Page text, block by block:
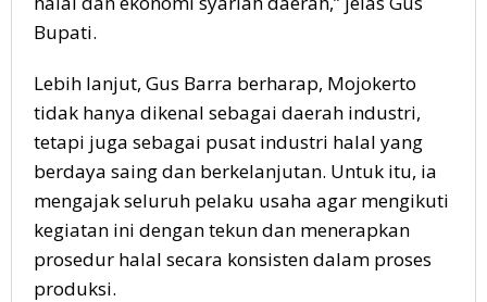
Bupati.
Lebih lanjut, Gus Barra berharap, Mojokerto
tidak hanya dikenal sebagai daerah industri,
tetapi juga sebagai pusat industri halal yang
berdaya saing dan berkelanjutan. Untuk itu, ia
mengajak seluruh pelaku usaha agar mengikuti
kegiatan ini dengan tekun dan menerapkan
prosedur halal secara konsisten dalam proses
produksi.